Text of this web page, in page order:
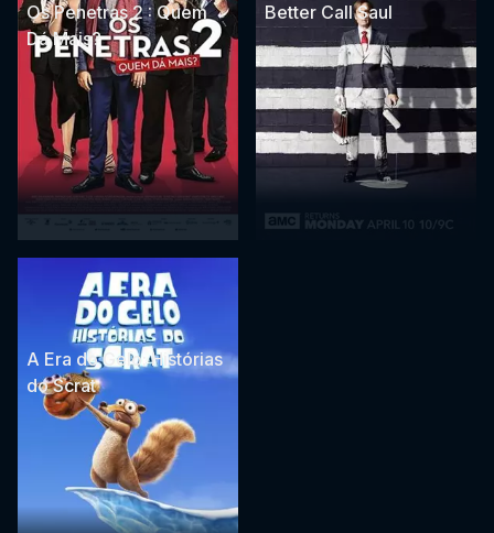
Os Penetras 2 : Quem
Dá Mais?
Better Call Saul
A Era do Gelo: Histórias
do Scrat